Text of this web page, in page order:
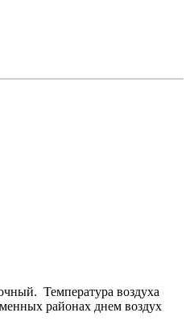
Температура воздуха
районах днем воздух